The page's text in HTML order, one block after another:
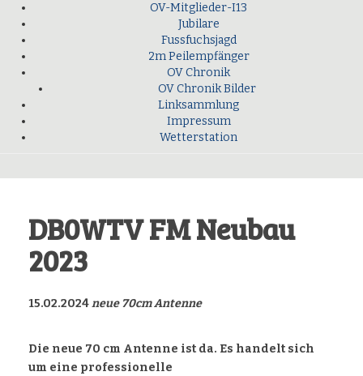
OV-Mitglieder-I13
Jubilare
Fussfuchsjagd
2m Peilempfänger
OV Chronik
OV Chronik Bilder
Linksammlung
Impressum
Wetterstation
DB0WTV FM Neubau
2023
15.02.2024neue 70cm Antenne
Die neue 70 cm Antenne ist da. Es handelt sich
um eine professionelle